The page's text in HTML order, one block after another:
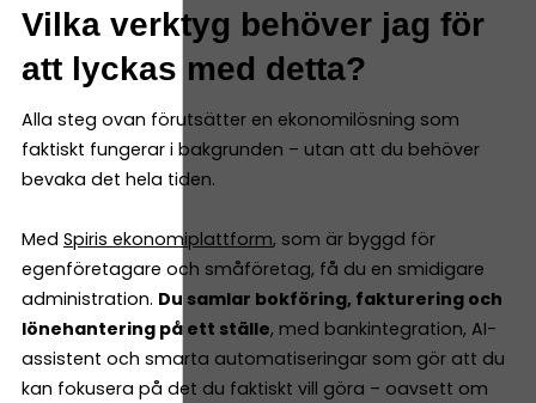
Vilka verktyg behöver jag för
att lyckas med detta?
Alla steg ovan förutsätter en ekonomilösning som
faktiskt fungerar i bakgrunden – utan att du behöver
bevaka det hela tiden.
Med Spiris ekonomiplattform, som är byggd för
egenföretagare och småföretag, få du en smidigare
administration. Du samlar bokföring, fakturering och
lönehantering på ett ställe, med bankintegration, AI-
assistent och smarta automatiseringar som gör att du
kan fokusera på det du faktiskt vill göra – oavsett om